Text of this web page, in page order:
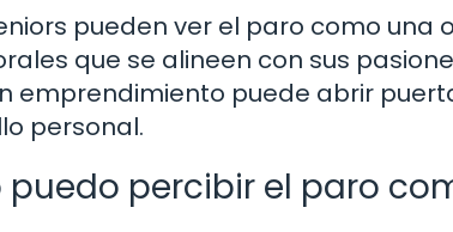
pueden ver el paro como
que se alineen con sus
emprendimiento puede abrir
personal.
percibir el paro